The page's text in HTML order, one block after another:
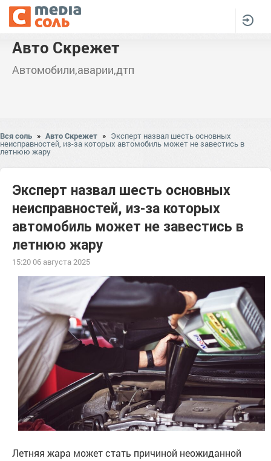
Авто Скрежет
Автомобили,аварии,дтп
Вся соль » Авто Скрежет » Эксперт назвал шесть основных
неисправностей, из-за которых автомобиль может не завестись в
летнюю жару
Эксперт назвал шесть основных
неисправностей, из-за которых
автомобиль может не завестись в
летнюю жару
15:20 06 августа 2025
Летняя жара может стать причиной неожиданной